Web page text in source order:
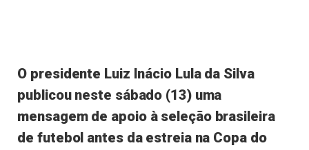
O presidente Luiz Inácio Lula da Silva
publicou neste sábado (13) uma
mensagem de apoio à seleção brasileira
de futebol antes da estreia na Copa do